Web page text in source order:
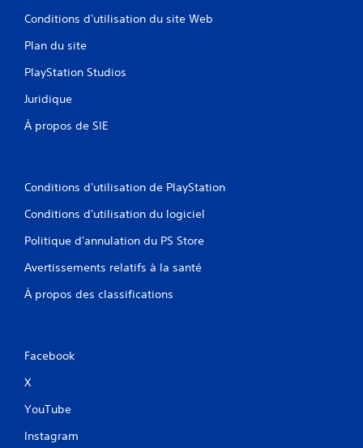
Conditions d'utilisation du site Web
Plan du site
PlayStation Studios
Juridique
À propos de SIE
Conditions d'utilisation de PlayStation
Conditions d'utilisation du logiciel
Politique d'annulation du PS Store
Avertissements relatifs à la santé
À propos des classifications
Facebook
X
YouTube
Instagram